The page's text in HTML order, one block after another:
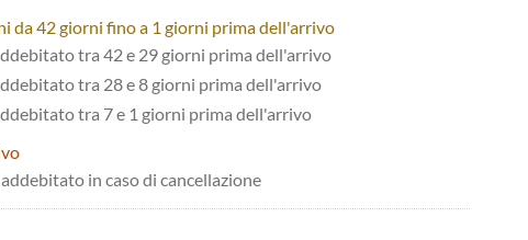
da 42 giorni fino a 1 giorni prima dell'arrivo
tra 42 e 29 giorni prima dell'arrivo
tra 28 e 8 giorni prima dell'arrivo
tra 7 e 1 giorni prima dell'arrivo
in caso di cancellazione